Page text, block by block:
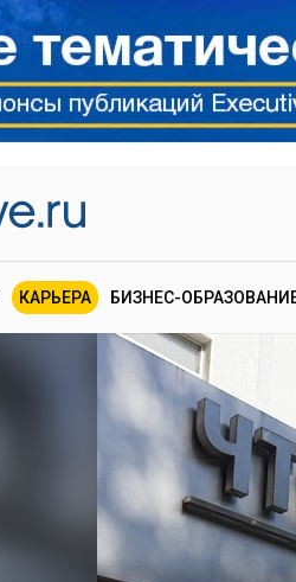
КАРЬЕРА БИЗНЕС-